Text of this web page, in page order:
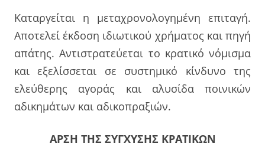
Καταργείται η μεταχρονολογημένη επιταγή.
Αποτελεί έκδοση ιδιωτικού χρήματος και πηγή
απάτης. Αντιστρατεύεται το κρατικό νόμισμα
και εξελίσσεται σε συστημικό κίνδυνο της
ελεύθερης αγοράς και αλυσίδα ποινικών
αδικημάτων και αδικοπραξιών.
ΑΡΣΗ ΤΗΣ ΣΥΓΧΥΣΗΣ ΚΡΑΤΙΚΩΝ